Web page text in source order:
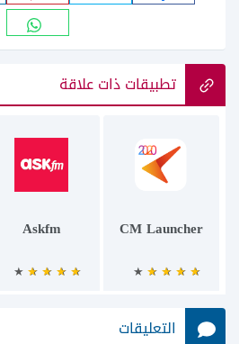
تطبيقات ذات علاقة
CM Launcher
Askfm
التعليقات